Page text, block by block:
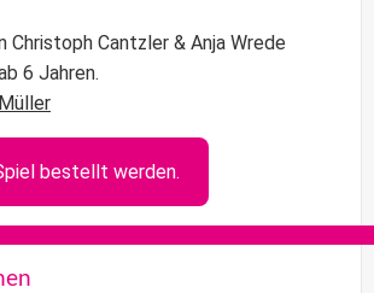
Christoph Cantzler & Anja Wrede
6 Jahren.
bestellt werden.